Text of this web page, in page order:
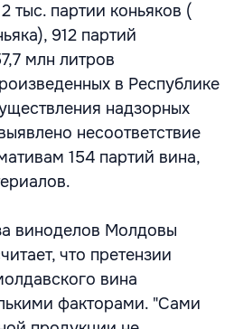
тыс. партии коньяков (
912 партий
млн литров
в Республике
надзорных
несоответствие
154 партий вина,
виноделов Молдовы
что претензии
вина
факторами. "Сами